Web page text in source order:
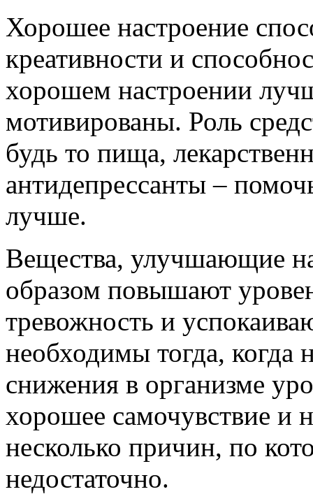
Хорошее настроение
креативности и
хорошем настроении
мотивированы. Роль
будь то пища,
антидепрессанты –
лучше.
Вещества, улучшающие
образом повышают
тревожность и
необходимы тогда,
снижения в организме
хорошее самочувствие и
несколько причин, по
недостаточно.